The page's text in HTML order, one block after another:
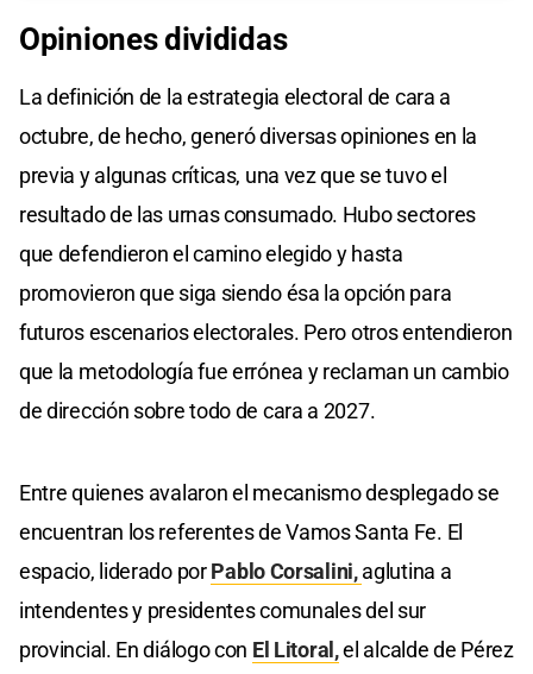
Opiniones divididas
La definición de la estrategia electoral de cara a
octubre, de hecho, generó diversas opiniones en la
previa y algunas críticas, una vez que se tuvo el
resultado de las urnas consumado. Hubo sectores
que defendieron el camino elegido y hasta
promovieron que siga siendo ésa la opción para
futuros escenarios electorales. Pero otros entendieron
que la metodología fue errónea y reclaman un cambio
de dirección sobre todo de cara a 2027.
Entre quienes avalaron el mecanismo desplegado se
encuentran los referentes de Vamos Santa Fe. El
espacio, liderado porPablo Corsalini,aglutina a
intendentes y presidentes comunales del sur
provincial. En diálogo con El Litoral,el alcalde de Pérez